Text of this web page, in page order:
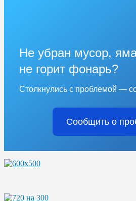
Не убран мусор,
не горит фонарь?
Столкнулись с проблемой —
Сообщить о